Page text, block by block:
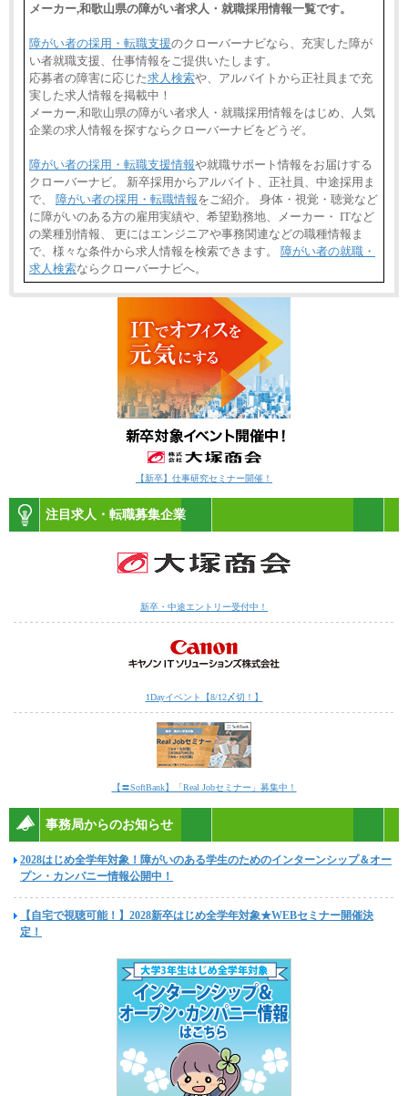
メーカー,和歌山県の障がい者求人・就職採用情報一覧です。
障がい者の採用・転職支援のクローバーナビなら、充実した障が
い者就職支援、仕事情報をご提供いたします。
応募者の障害に応じた求人検索や、アルバイトから正社員まで充
実した求人情報を掲載中！
メーカー,和歌山県の障がい者求人・就職採用情報をはじめ、人気
企業の求人情報を探すならクローバーナビをどうぞ。
障がい者の採用・転職支援情報や就職サポート情報をお届けする
クローバーナビ。 新卒採用からアルバイト、正社員、中途採用ま
で、 障がい者の採用・転職情報をご紹介。 身体・視覚・聴覚など
に障がいのある方の雇用実績や、希望勤務地、メーカー・ ITなど
の業種別情報、 更にはエンジニアや事務関連などの職種情報ま
で、様々な条件から求人情報を検索できます。 障がい者の就職・
求人検索ならクローバーナビへ。
【新卒】仕事研究セミナー開催！
注目求人・転職募集企業
新卒・中途エントリー受付中！
1Dayイベント【8/12〆切！】
【〓SoftBank】「Real Jobセミナー」募集中！
事務局からのお知らせ
2028はじめ全学年対象！障がいのある学生のためのインターンシップ＆オー
プン・カンパニー情報公開中！
【自宅で視聴可能！】2028新卒はじめ全学年対象★WEBセミナー開催決
定！